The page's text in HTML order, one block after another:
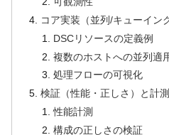
コア実装（並列/キューイン
DSCリソースの定義例
複数のホストへの並列適
処理フローの可視化
検証（性能・正しさ）と計
性能計測
構成の正しさの検証